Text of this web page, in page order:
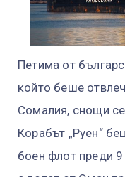
Петима от
който беше
Сомалия, снощи
Корабът „Руен“
боен флот преди